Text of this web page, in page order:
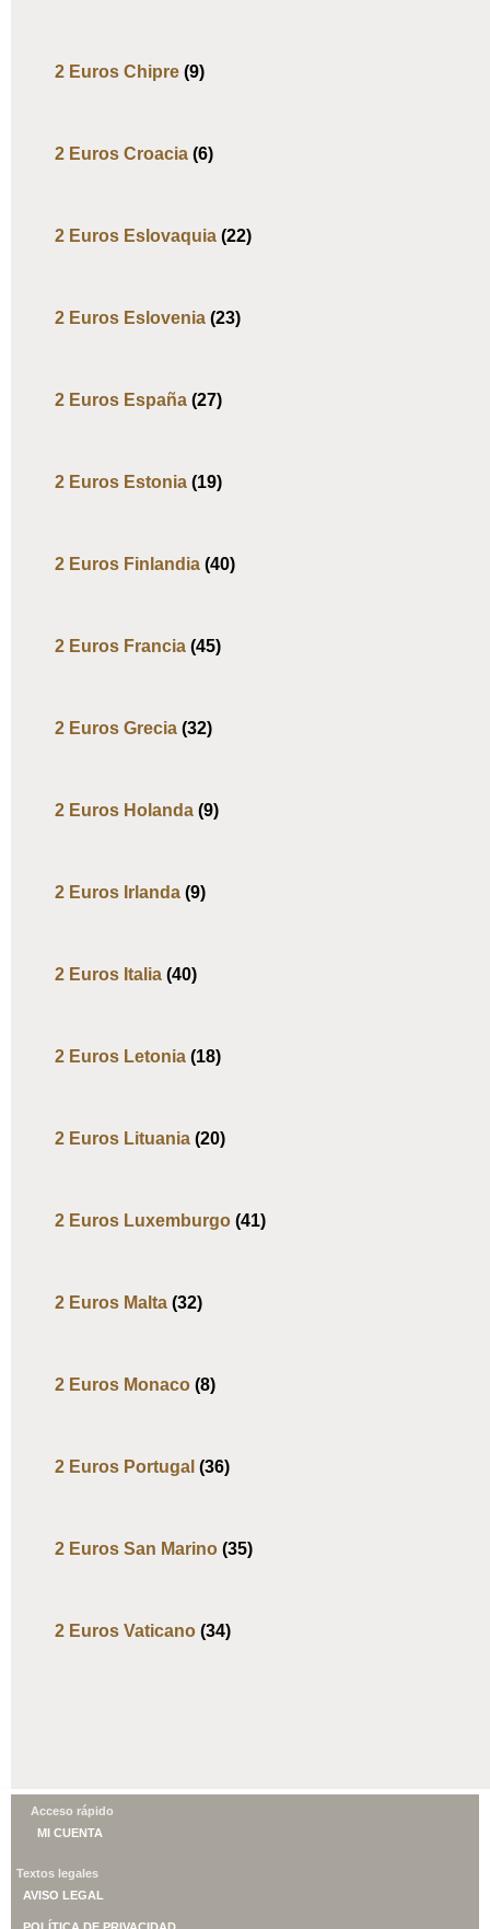
2 Euros Chipre (9)
2 Euros Croacia (6)
2 Euros Eslovaquia (22)
2 Euros Eslovenia (23)
2 Euros España (27)
2 Euros Estonia (19)
2 Euros Finlandia (40)
2 Euros Francia (45)
2 Euros Grecia (32)
2 Euros Holanda (9)
2 Euros Irlanda (9)
2 Euros Italia (40)
2 Euros Letonia (18)
2 Euros Lituania (20)
2 Euros Luxemburgo (41)
2 Euros Malta (32)
2 Euros Monaco (8)
2 Euros Portugal (36)
2 Euros San Marino (35)
2 Euros Vaticano (34)
Acceso rápido
MI CUENTA
Textos legales
AVISO LEGAL